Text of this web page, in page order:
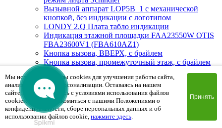
Вызывной аппарат LOP5B_1 с механической
кнопкой, без индикации с логотипом
LONDY 2.Q Плата табло индикации
Индикация этажной площадки FAA23550W OTIS
FBA23600V1 (FBA610AZ1)
Кнопка вызова, ВВЕРХ, с брайлем
Кнопка вызова, промежуточный этаж, с брайлем
DCL-244 Плата приказного аппарата
Вызывная панель LOP GS 100 P-2WSF
(промежуточный этаж), белый, накладной
BLINVHG 1.Q Плата табло индикации
DHL-270 Плата этажная
BIOAPRL 1.Q Плата индикиции, красный цвет на
Schindler 300AP
Мы используем файлы cookies для улучшения работы сайта,
анализа трафика и персонализации. Оставаясь на нашем
сайте, вы соглашаетесь с условиями использования файлов
cookies. Чтобы ознакомиться с нашими Положениями о
конфиденциальности, сборе персональных данных и об
использовании файлов cookie, нажмите здесь.
Принять